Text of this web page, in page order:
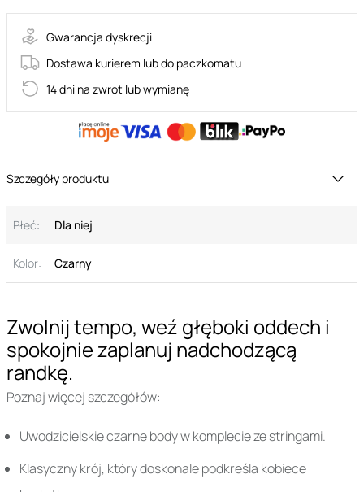
Zwolnij tempo, weź głęboki oddech i
spokojnie zaplanuj nadchodzącą
randkę.
Poznaj więcej szczegółów:
Uwodzicielskie czarne body w komplecie ze stringami.
Klasyczny krój, który doskonale podkreśla kobiece
Gwarancja dyskrecji
Dostawa kurierem lub do paczkomatu
14 dni na zwrot lub wymianę
Szczegóły produktu
Płeć: Dla niej
Kolor: Czarny